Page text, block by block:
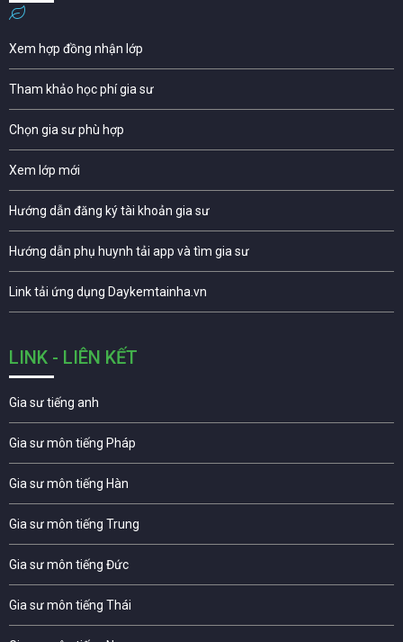
Xem hợp đồng nhận lớp
Tham khảo học phí gia sư
Chọn gia sư phù hợp
Xem lớp mới
Hướng dẫn đăng ký tài khoản gia sư
Hướng dẫn phụ huynh tải app và tìm gia sư
Link tải ứng dụng Daykemtainha.vn
LINK - LIÊN KẾT
Gia sư tiếng anh
Gia sư môn tiếng Pháp
Gia sư môn tiếng Hàn
Gia sư môn tiếng Trung
Gia sư môn tiếng Đức
Gia sư môn tiếng Thái